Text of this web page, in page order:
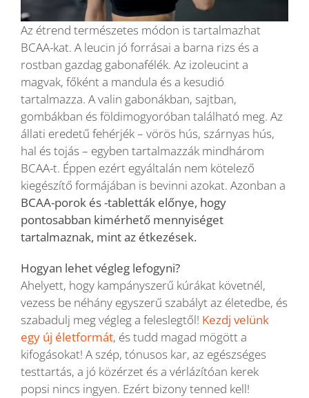
Az étrend természetes módon is tartalmazhat
BCAA-kat. A leucin jó forrásai a barna rizs és a
rostban gazdag gabonafélék. Az izoleucint a
magvak, főként a mandula és a kesudió
tartalmazza. A valin gabonákban, sajtban,
gombákban és földimogyoróban található meg. Az
állati eredetű fehérjék – vörös hús, szárnyas hús,
hal és tojás – egyben tartalmazzák mindhárom
BCAA-t. Éppen ezért egyáltalán nem kötelező
kiegészítő formájában is bevinni azokat. Azonban a
BCAA-porok és -tabletták előnye, hogy
pontosabban kimérhető mennyiséget
tartalmaznak, mint az étkezések.
Hogyan lehet végleg lefogyni?
Ahelyett, hogy kampányszerű kúrákat követnél,
vezess be néhány egyszerű szabályt az életedbe, és
szabadulj meg végleg a feleslegtől! Kezdj velünk
egy új életformát, és tudd magad mögött a
kifogásokat! A szép, tónusos kar, az egészséges
testtartás, a jó közérzet és a vérlázítóan kerek
popsi nincs ingyen. Ezért bizony tenned kell!